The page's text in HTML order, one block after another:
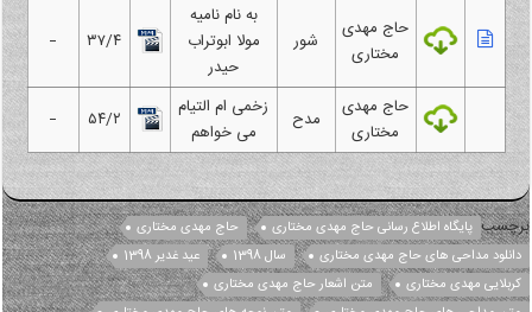
حاج مهدی
مختاری
شور
به نام نامیه
مولا ابوتراب
حیدر
۳۷/۴
حاج مهدی
مختاری
مدح
زخمی ام التیام
می خواهم
۵۴/۲
پایگاه اطلاع رسانی حاج مهدی مختاری
حاج مهدی مختاری
مداحی های حاج مهدی مختاری
سال 1398
عید غدیر 1398
مهدی مختاری
متن اشعار حاج مهدی مختاری